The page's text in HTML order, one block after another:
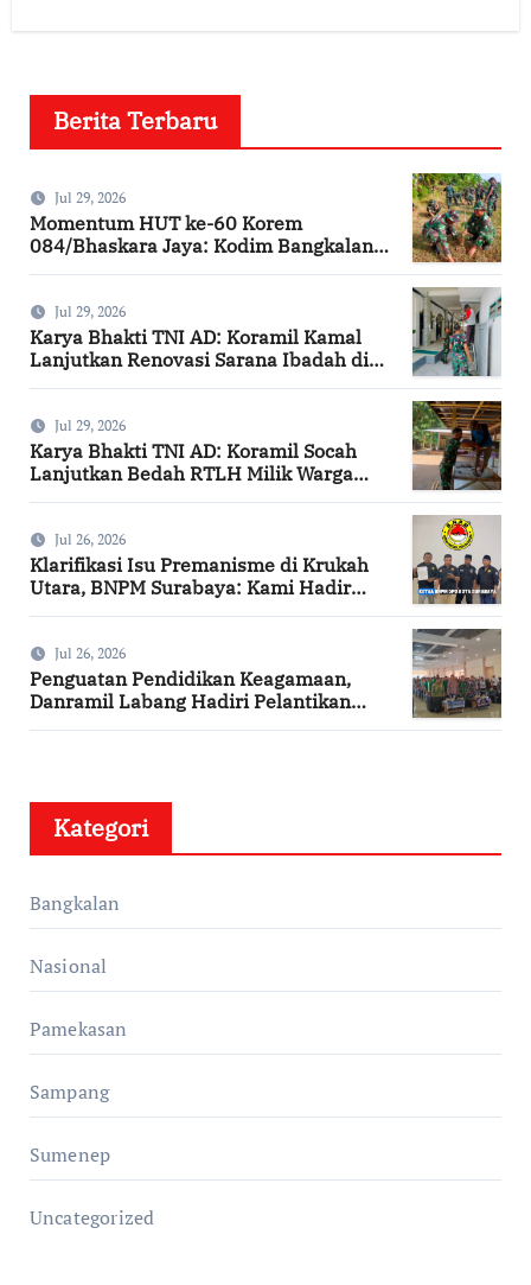
Berita Terbaru
Jul 29, 2026
Momentum HUT ke-60 Korem
084/Bhaskara Jaya: Kodim Bangkalan
Jul 29, 2026
Karya Bhakti TNI AD: Koramil Kamal
Lanjutkan Renovasi Sarana Ibadah di
Jul 29, 2026
Karya Bhakti TNI AD: Koramil Socah
Lanjutkan Bedah RTLH Milik Warga
Jul 26, 2026
Klarifikasi Isu Premanisme di Krukah
Utara, BNPM Surabaya: Kami Hadir
Jul 26, 2026
Penguatan Pendidikan Keagamaan,
Danramil Labang Hadiri Pelantikan
Kategori
Bangkalan
Nasional
Pamekasan
Sampang
Sumenep
Uncategorized